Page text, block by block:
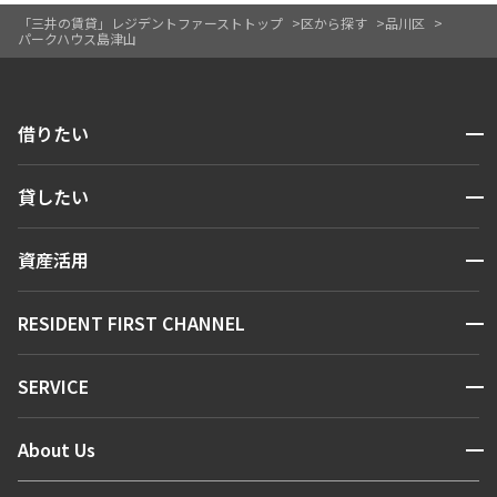
「三井の賃貸」レジデントファーストトップ 区から探す
品川区
パークハウス島津山
借りたい 開閉
人気エリアから探す
新着情報から探す
新着募集情報
貸したい 開閉
お問い合わせ
資産活用 開閉
お問い合わせ
RESIDENT FIRST CHANNEL 開閉
マンションレポート
住まいのコラム
SERVICE 開閉
会員ページ
About Us 開閉